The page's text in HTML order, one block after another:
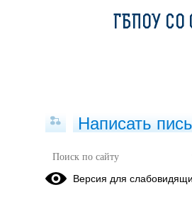
ГБПОУ СО
Написать
Версия для